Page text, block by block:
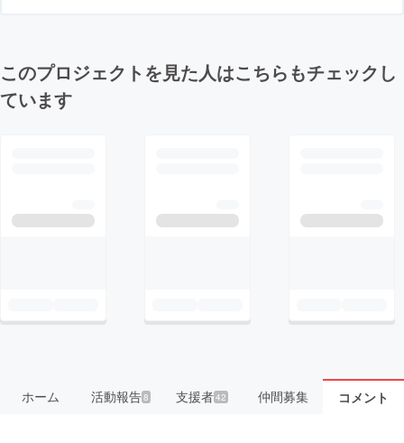
このプロジェクトを見た人はこちらもチェックし
ています
ホーム 活動報告8 支援者42 仲間募集 コメント